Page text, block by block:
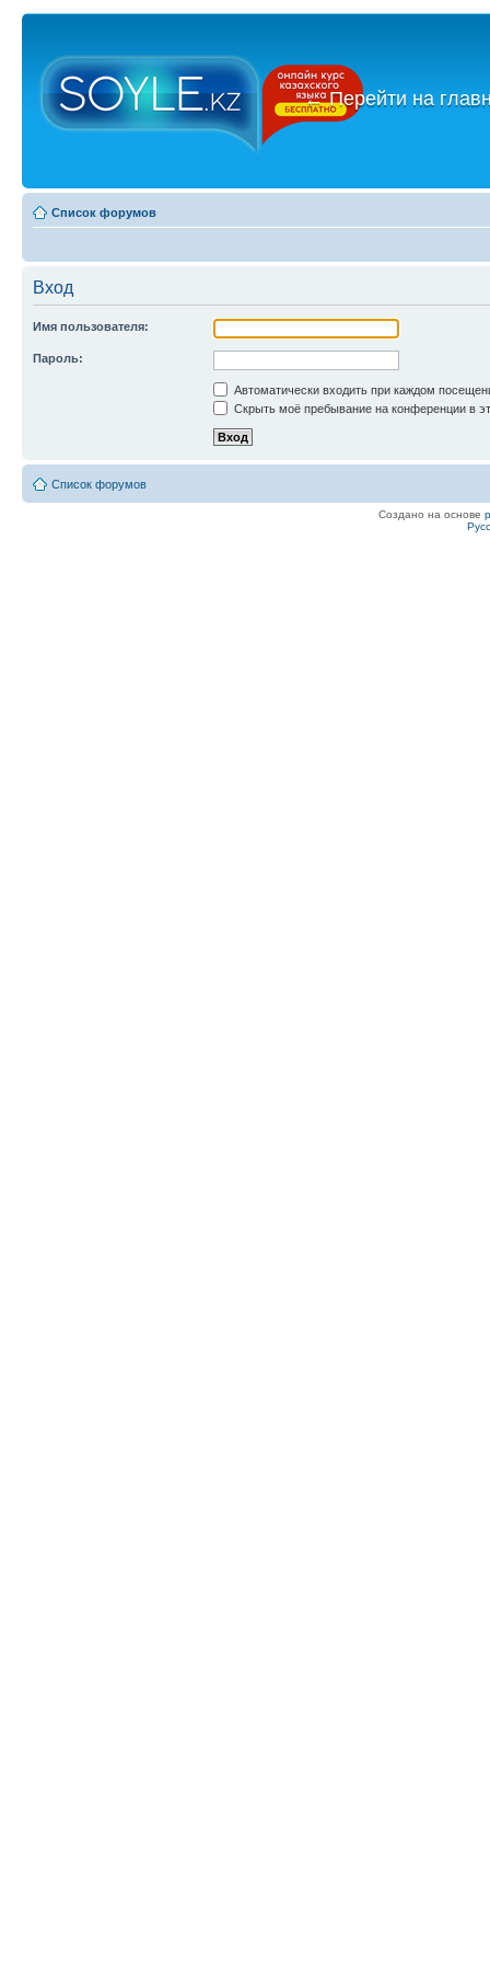
←Перейти на
Список форумов
Вход
Имя пользователя:
Пароль:
Автоматически входить при каждом
Скрыть моё пребывание на конференции в
Список форумов
Создано на основе